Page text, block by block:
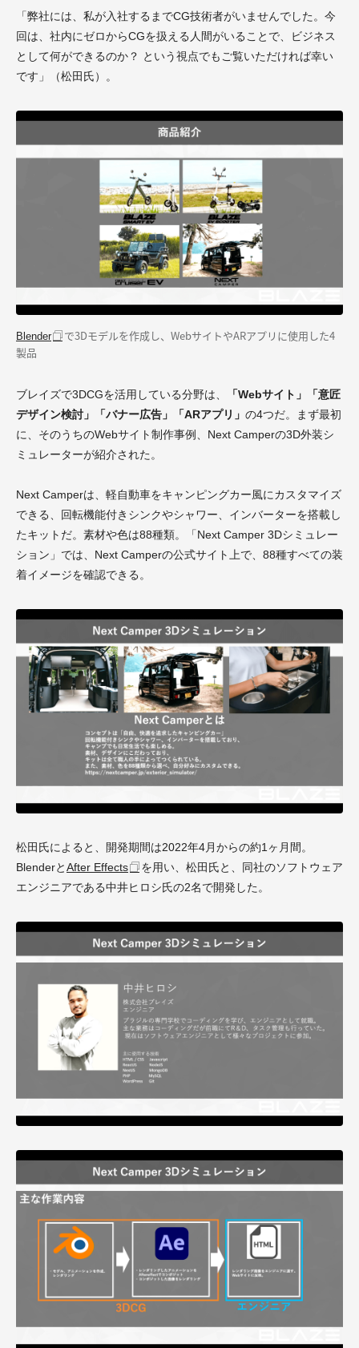
「弊社には、私が入社するまでCG技術者がいませんでした。今
回は、社内にゼロからCGを扱える人間がいることで、ビジネス
として何ができるのか？ という視点でもご覧いただければ幸い
です」（松田氏）。
Blender
で3Dモデルを作成し、WebサイトやARアプリに使用した4
製品
ブレイズで3DCGを活用している分野は、
「Webサイト」「意匠
デザイン検討」「バナー広告」「ARアプリ」 の4つだ。まず最初
に、そのうちのWebサイト制作事例、Next Camperの3D外装シ
ミュレーターが紹介された。
Next Camperは、軽自動車をキャンピングカー風にカスタマイズ
できる、回転機能付きシンクやシャワー、インバーターを搭載し
たキットだ。素材や色は88種類。「Next Camper 3Dシミュレー
ション」では、Next Camperの公式サイト上で、88種すべての装
着イメージを確認できる。
松田氏によると、開発期間は2022年4月からの約1ヶ月間。
BlenderとAfter Effects
を用い、松田氏と、同社のソフトウェア
エンジニアである中井ヒロシ氏の2名で開発した。